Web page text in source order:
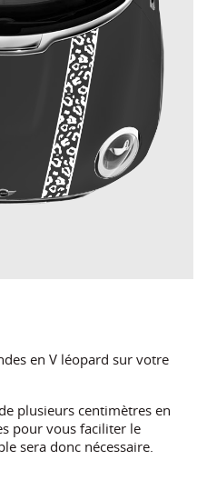
en V léopard sur votre
plusieurs centimètres en
pour vous faciliter le
sera donc nécessaire.